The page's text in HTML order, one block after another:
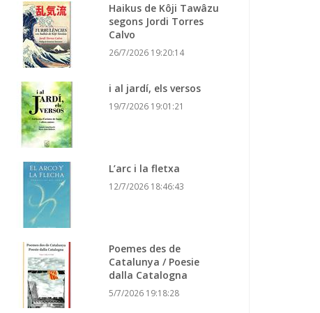
Haikus de Kôji Tawâzu
segons Jordi Torres
Calvo
26/7/2026 19:20:14
i al jardí, els versos
19/7/2026 19:01:21
L’arc i la fletxa
12/7/2026 18:46:43
Poemes des de
Catalunya / Poesie
dalla Catalogna
5/7/2026 19:18:28